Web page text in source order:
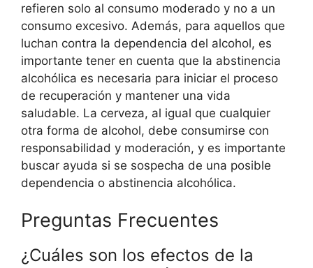
refieren solo al consumo moderado y no a un
consumo excesivo. Además, para aquellos que
luchan contra la dependencia del alcohol, es
importante tener en cuenta que la abstinencia
alcohólica es necesaria para iniciar el proceso
de recuperación y mantener una vida
saludable. La cerveza, al igual que cualquier
otra forma de alcohol, debe consumirse con
responsabilidad y moderación, y es importante
buscar ayuda si se sospecha de una posible
dependencia o abstinencia alcohólica.
Preguntas Frecuentes
¿Cuáles son los efectos de la